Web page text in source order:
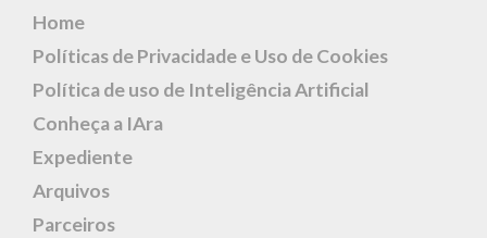
Home
Políticas de Privacidade e Uso de Cookies
Política de uso de Inteligência Artificial
Conheça a IAra
Expediente
Arquivos
Parceiros